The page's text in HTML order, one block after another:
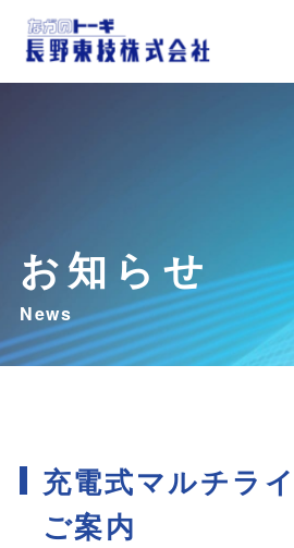
お知らせ
充電式マルチラ
ご案内